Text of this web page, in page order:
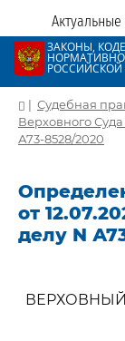
ЗАКОНЫ,
| Судебная
Верховного Суда
А73-8528/2020
от
делу N